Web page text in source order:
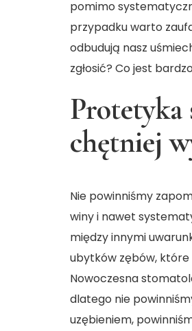
pomimo
przypadku warto
odbudują nasz
zgłosić? Co jest
Protetyka
chętniej
Nie powinniśmy
winy i nawet
między innymi
ubytków zębów, które
Nowoczesna
dlatego nie
uzębieniem,